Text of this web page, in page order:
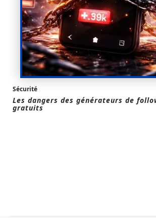
Sécurité
Les dangers des générateurs de
gratuits